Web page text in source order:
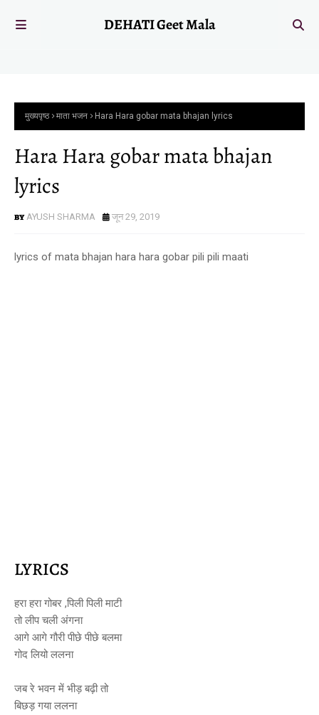
DEHATI Geet Mala
मुख्यपृष्ठ माता भजन Hara Hara gobar mata bhajan lyrics
Hara Hara gobar mata bhajan
lyrics
AYUSH SHARMA जून 29, 2019
lyrics of mata bhajan hara hara gobar pili pili maati
LYRICS
हरा हरा गोबर ,पिली पिली माटी
तो लीप चली अंगना
आगे आगे गौरी पीछे पीछे बलमा
गोद लियो ललना
जब रे भवन में भीड़ बढ़ी तो
बिछड़ गया ललना